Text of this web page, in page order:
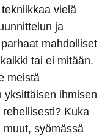
vielä
ja
mahdolliset
tai ei mitään.
meistä
yksittäisen ihmisen
Kuka
muut, syömässä